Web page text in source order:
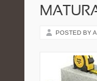
POSTED BY